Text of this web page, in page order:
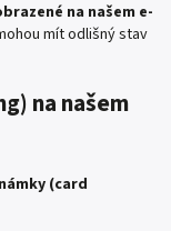
na našem e-
mít odlišný stav
na našem
(card